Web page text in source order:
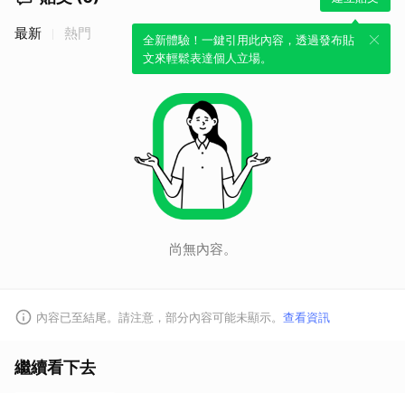
全新體驗！一鍵引用此內容，透過發布貼
文來輕鬆表達個人立場。
最新 熱門
尚無內容。
內容已至結尾。請注意，部分內容可能未顯示。 查看資訊
繼續看下去
取消